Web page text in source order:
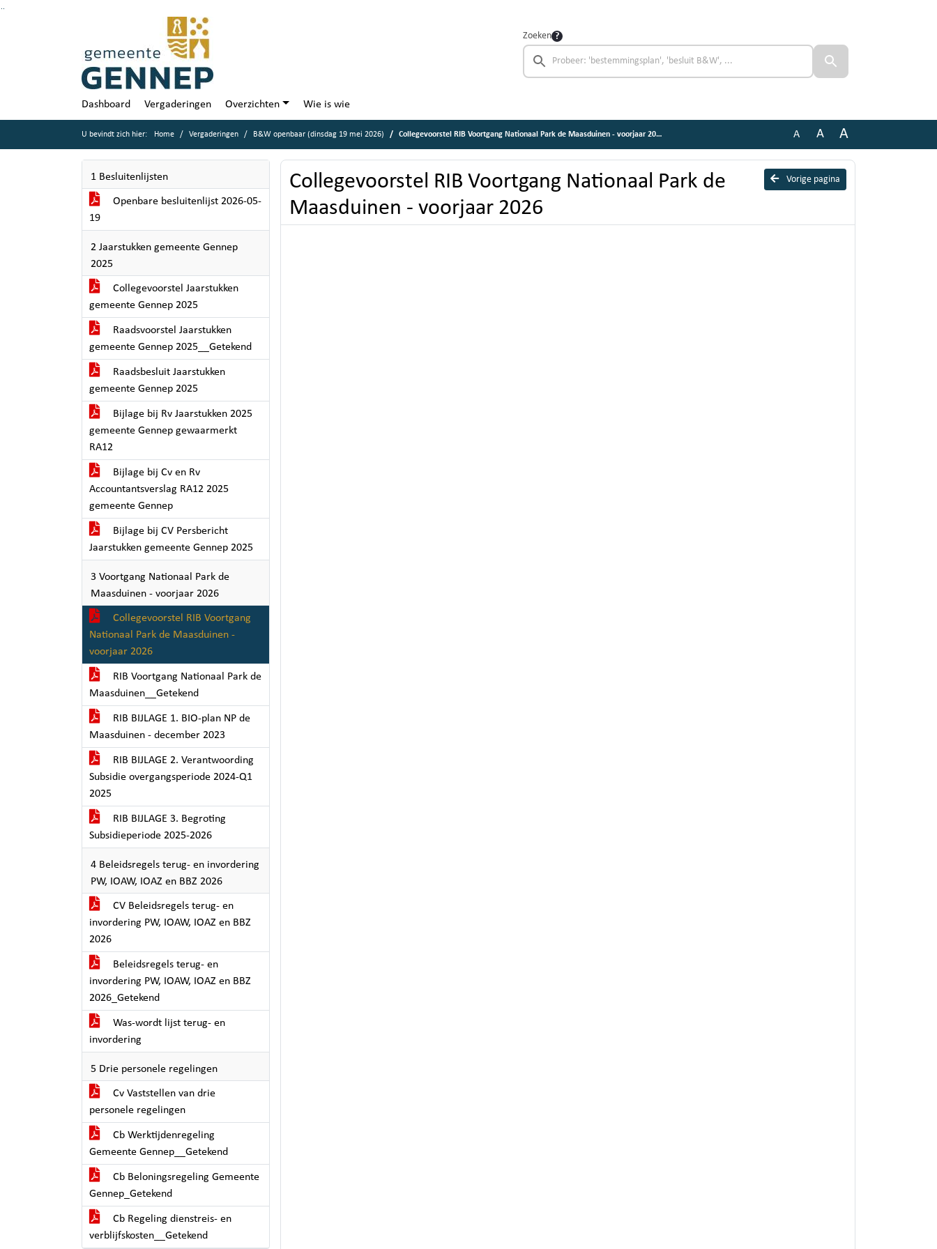
Zoeken
Dashboard Vergaderingen Overzichten Wie is wie
U bevindt zich hier: Home Vergaderingen B&W openbaar (dinsdag 19 mei 2026) Collegevoorstel RIB Voortgang Nationaal Park de Maasduinen - voorjaar 2026 A A A
1 Besluitenlijsten
Openbare besluitenlijst 2026-05-
19
2 Jaarstukken gemeente Gennep
2025
Collegevoorstel Jaarstukken
gemeente Gennep 2025
Raadsvoorstel Jaarstukken
gemeente Gennep 2025__Getekend
Raadsbesluit Jaarstukken
gemeente Gennep 2025
Bijlage bij Rv Jaarstukken 2025
gemeente Gennep gewaarmerkt
RA12
Bijlage bij Cv en Rv
Accountantsverslag RA12 2025
gemeente Gennep
Bijlage bij CV Persbericht
Jaarstukken gemeente Gennep 2025
3 Voortgang Nationaal Park de
Maasduinen - voorjaar 2026
Collegevoorstel RIB Voortgang
Nationaal Park de Maasduinen -
voorjaar 2026
RIB Voortgang Nationaal Park de
Maasduinen__Getekend
RIB BIJLAGE 1. BIO-plan NP de
Maasduinen - december 2023
RIB BIJLAGE 2. Verantwoording
Subsidie overgangsperiode 2024-Q1
2025
RIB BIJLAGE 3. Begroting
Subsidieperiode 2025-2026
4 Beleidsregels terug- en invordering
PW, IOAW, IOAZ en BBZ 2026
CV Beleidsregels terug- en
invordering PW, IOAW, IOAZ en BBZ
2026
Beleidsregels terug- en
invordering PW, IOAW, IOAZ en BBZ
2026_Getekend
Was-wordt lijst terug- en
invordering
5 Drie personele regelingen
Cv Vaststellen van drie
personele regelingen
Cb Werktijdenregeling
Gemeente Gennep__Getekend
Cb Beloningsregeling Gemeente
Gennep_Getekend
Cb Regeling dienstreis- en
verblijfskosten__Getekend
Vorige pagina
Collegevoorstel RIB Voortgang Nationaal Park de
Maasduinen - voorjaar 2026